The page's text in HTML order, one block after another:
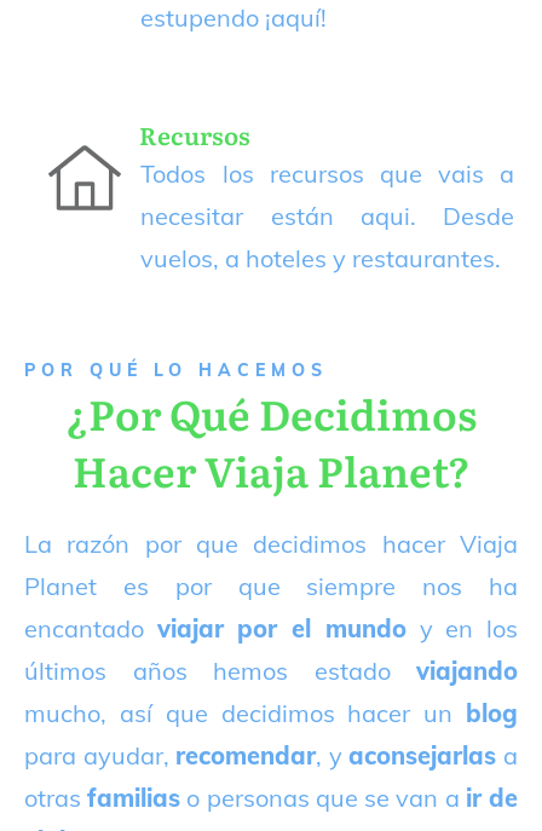
estupendo ¡aquí!
Recursos
Todos los recursos que vais a
necesitar están aqui. Desde
vuelos, a hoteles y restaurantes.
P OR QUÉ LO HACEMOS
¿Por Qué Decidimos
Hacer Viaja Planet?
La razón por que decidimos hacer Viaja
Planet es por que siempre nos ha
encantado viajar por el mundoy en los
últimos años hemos estado viajando
mucho, así que decidimos hacer un blog
para ayudar, recomendar, yaconsejarlas a
otrasfamilias o personas que se van a ir de